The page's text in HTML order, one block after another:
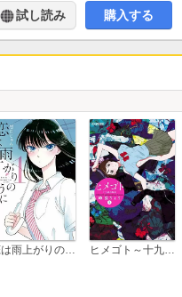
試し読み 購入する
恋は雨上がりのように ヒメゴト～十九歳の制服～